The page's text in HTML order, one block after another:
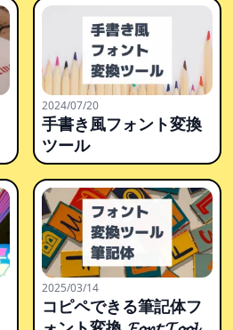
2024/07/20
手書き風フォント変換
ツール
2025/03/14
コピペできる筆記体フ